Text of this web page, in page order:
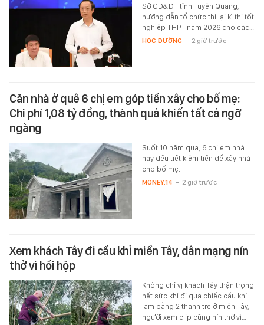
Sở GD&ĐT tỉnh Tuyên Quang,
hướng dẫn tổ chức thi lại kì thi tốt
nghiệp THPT năm 2026 cho các…
HỌC ĐƯỜNG - 2 giờ trước
Căn nhà ở quê 6 chị em góp tiền xây cho bố mẹ:
Chi phí 1,08 tỷ đồng, thành quả khiến tất cả ngỡ
ngàng
Suốt 10 năm qua, 6 chị em nhà
này đều tiết kiệm tiền để xây nhà
cho bố mẹ.
MONEY.14 - 2 giờ trước
Xem khách Tây đi cầu khỉ miền Tây, dân mạng nín
thở vì hồi hộp
Không chỉ vị khách Tây thận trọng
hết sức khi đi qua chiếc cầu khỉ
làm bằng 2 thanh tre ở miền Tây,
người xem clip cũng nín thở vì…